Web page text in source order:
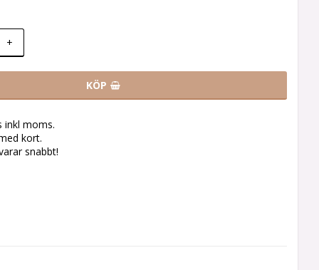
+
KÖP
inkl moms.
kort.
snabbt!